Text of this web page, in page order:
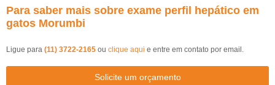
Para saber mais sobre exame perfil hepático em
gatos Morumbi
Ligue para (11) 3722-2165 ou clique aqui e entre em contato por email.
Solicite um orçamento